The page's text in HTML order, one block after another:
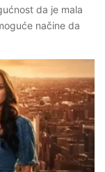
da je mala
načine da